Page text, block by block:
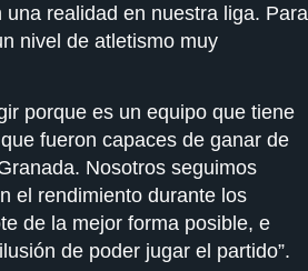
realidad en nuestra liga. Para
nivel de atletismo muy
porque es un equipo que tiene
fueron capaces de ganar de
Nosotros seguimos
el rendimiento durante los
de la mejor forma posible, e
de poder jugar el partido”.